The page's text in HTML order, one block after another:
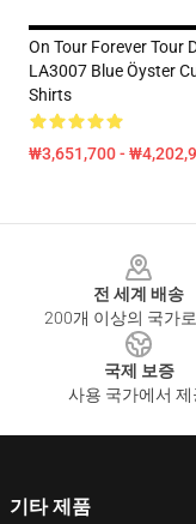
On Tour Forever Tour
LA3007 Blue Öyster
Shirts
₩3,651,700 -
전 세계 배송
200개 이상의 국가
국제 보증
사용 국가에서 제
기타 제품